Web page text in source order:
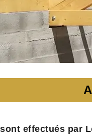
effectués par